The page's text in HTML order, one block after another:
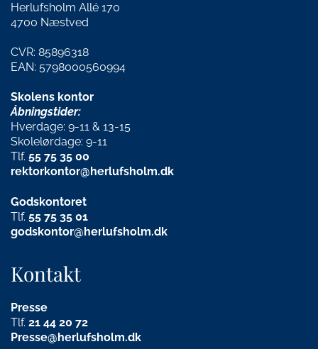
Herlufsholm Allé 170
4700 Næstved
CVR: 85896318
EAN: 5798000560994
Skolens kontor
Åbningstider:
Hverdage: 9-11 & 13-15
Skolelørdage: 9-11
Tlf. 55 75 35 00
rektorkontor@herlufsholm.dk
Godskontoret
Tlf. 55 75 35 01
godskontor@herlufsholm.dk
Kontakt
Presse
Tlf. 21 44 20 72
Presse@herlufsholm.dk